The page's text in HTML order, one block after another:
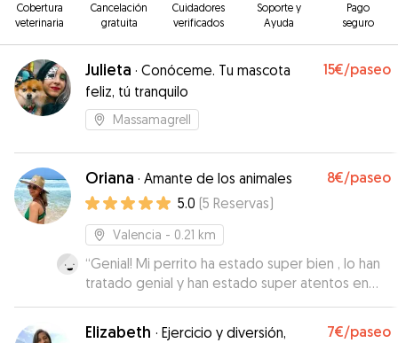
Cobertura
veterinaria
Cancelación
gratuita
Cuidadores
verificados
Soporte y
Ayuda
Pago
seguro
Julieta · Conóceme. Tu mascota
feliz, tú tranquilo
15€/paseo
Massamagrell
Oriana · Amante de los animales 8€/paseo
5.0 (5 Reservas)
Valencia - 0.21 km
“Genial! Mi perrito ha estado super bien , lo han
tratado genial y han estado super atentos en
informarme y que estuviera super bien! Lo
recomiendo a todo el mundo y seguro que
Elizabeth · Ejercicio y diversión,
7€/paseo